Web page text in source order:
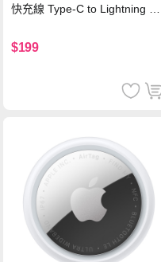
快充線 Type-C to Lightning 傳
$199